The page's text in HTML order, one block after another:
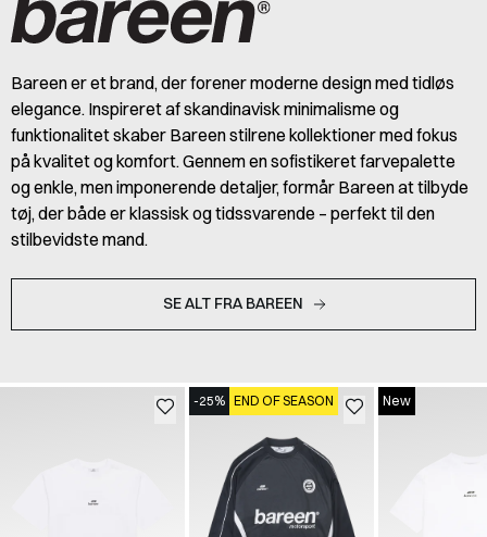
Bareen er et brand, der forener moderne design med tidløs
elegance. Inspireret af skandinavisk minimalisme og
funktionalitet skaber Bareen stilrene kollektioner med fokus
på kvalitet og komfort. Gennem en sofistikeret farvepalette
og enkle, men imponerende detaljer, formår Bareen at tilbyde
tøj, der både er klassisk og tidssvarende – perfekt til den
stilbevidste mand.
SE ALT FRA BAREEN
-25% END OF SEASON New